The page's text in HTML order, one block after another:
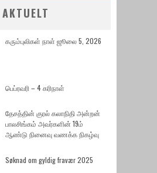
AKTUELT
கரும்புலிகள் நாள் ஜூலை 5, 2026
பெப்ரவரி – 4 கரிநாள்
தேசத்தின் குரல் கலாநிதி அன்றன்
பாலசிங்கம் அவர்களின் 19ம்
ஆண்டு நினைவு வணக்க நிகழ்வு
Søknad om gyldig fravær 2025